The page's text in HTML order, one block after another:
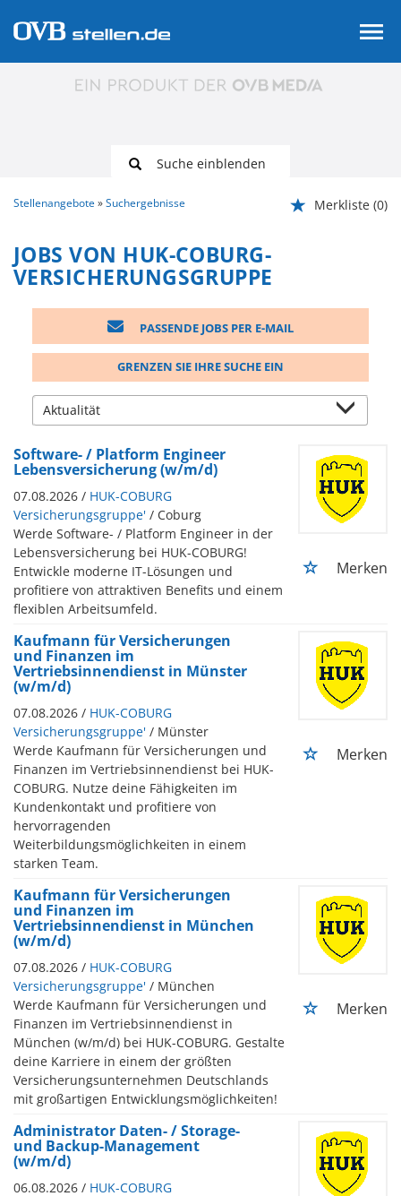
Suche einblenden
Stellenangebote Suchergebnisse Merkliste (0)
JOBS VON HUK-COBURG-
VERSICHERUNGSGRUPPE
PASSENDE JOBS PER E-MAIL
GRENZEN SIE IHRE SUCHE EIN
Software- / Platform Engineer
Lebensversicherung (w/m/d)
07.08.2026 / HUK-COBURG
Versicherungsgruppe' / Coburg
Werde Software- / Platform Engineer in der
Lebensversicherung bei HUK-COBURG!
Entwickle moderne IT-Lösungen und
profitiere von attraktiven Benefits und einem
flexiblen Arbeitsumfeld.
Merken
Kaufmann für Versicherungen
und Finanzen im
Vertriebsinnendienst in Münster
(w/m/d)
07.08.2026 / HUK-COBURG
Versicherungsgruppe' / Münster
Werde Kaufmann für Versicherungen und
Finanzen im Vertriebsinnendienst bei HUK-
COBURG. Nutze deine Fähigkeiten im
Kundenkontakt und profitiere von
hervorragenden
Weiterbildungsmöglichkeiten in einem
starken Team.
Merken
Kaufmann für Versicherungen
und Finanzen im
Vertriebsinnendienst in München
(w/m/d)
07.08.2026 / HUK-COBURG
Versicherungsgruppe' / München
Werde Kaufmann für Versicherungen und
Finanzen im Vertriebsinnendienst in
München (w/m/d) bei HUK-COBURG. Gestalte
deine Karriere in einem der größten
Versicherungsunternehmen Deutschlands
mit großartigen Entwicklungsmöglichkeiten!
Merken
Administrator Daten- / Storage-
und Backup-Management
(w/m/d)
06.08.2026 / HUK-COBURG